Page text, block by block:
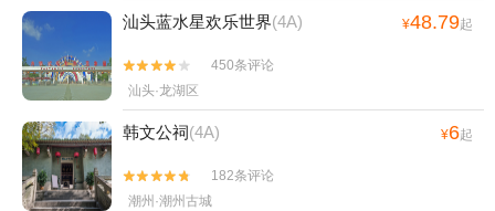
汕头蓝水星欢乐世界(4A) ¥48.79起


450条评论
汕头·龙湖区
韩文公祠(4A) ¥6起


182条评论
潮州·潮州古城